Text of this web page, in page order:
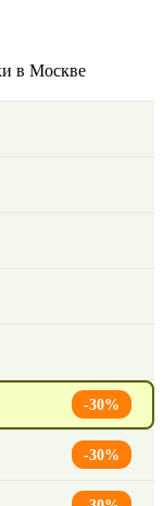
в Москве
-30%
-30%